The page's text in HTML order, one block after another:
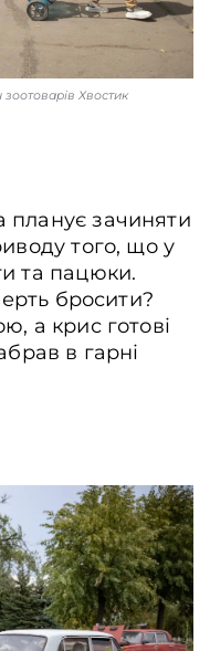
Хвостик
зачиняти
того, що у
та пацюки.
бросити?
а крис готові
в гарні